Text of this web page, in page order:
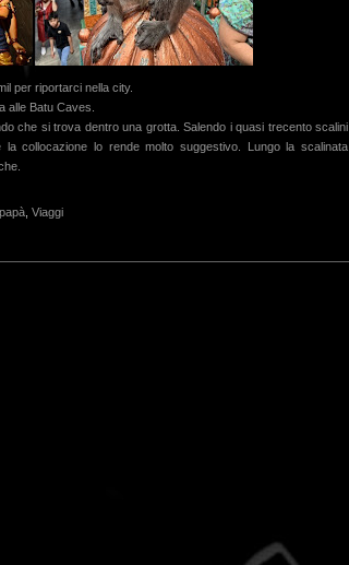
per riportarci nella city.
alle Batu Caves.
che si trova dentro una grotta. Salendo i quasi trecento scalini
collocazione lo rende molto suggestivo. Lungo la scalinata
papà, Viaggi